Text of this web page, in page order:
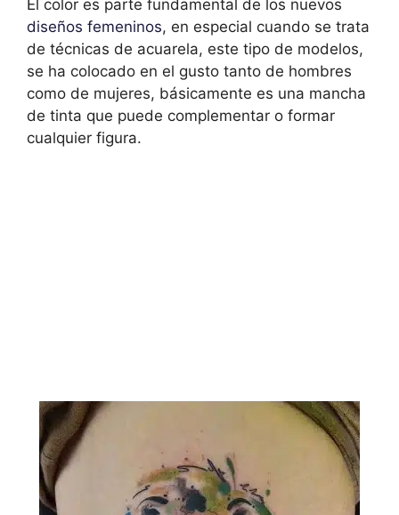
El color es parte fundamental de los nuevos
diseños femeninos, en especial cuando se trata
de técnicas de acuarela, este tipo de modelos,
se ha colocado en el gusto tanto de hombres
como de mujeres, básicamente es una mancha
de tinta que puede complementar o formar
cualquier figura.